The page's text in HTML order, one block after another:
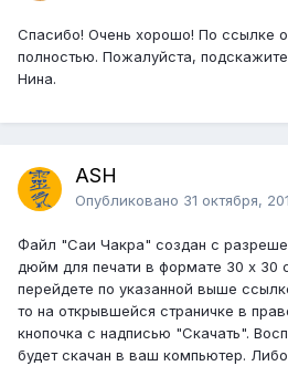
Спасибо! Очень хорошо! По ссылке
полностью. Пожалуйста,
Нина.
ASH
Опубликовано 31 октября,
Файл "Саи Чакра" создан с
дюйм для печати в формате 30 х 30
перейдете по указанной выше
то на открывшейся страничке в
кнопочка с надписью "Скачать".
будет скачан в ваш компьютер.